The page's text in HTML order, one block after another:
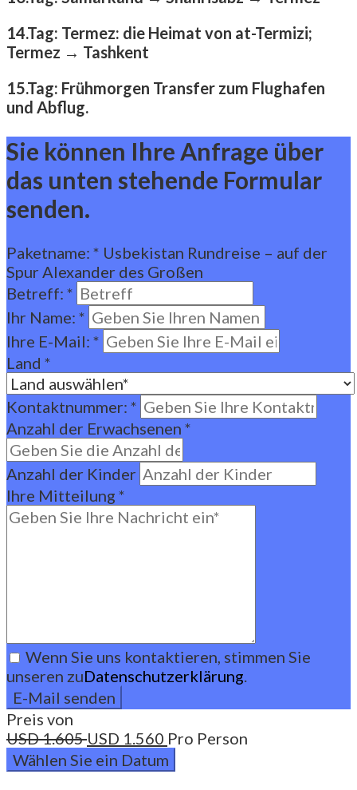
14.Tag: Termez: die Heimat von at-Termizi;
Termez → Tashkent
15.Tag: Frühmorgen Transfer zum Flughafen
und Abflug.
Sie können Ihre Anfrage über
das unten stehende Formular
senden.
Paketname: * Usbekistan Rundreise – auf der
Spur Alexander des Großen
Betreff: *
Ihr Name: *
Ihre E-Mail: *
Land *
Kontaktnummer: *
Anzahl der Erwachsenen *
Anzahl der Kinder
Ihre Mitteilung *
Wenn Sie uns kontaktieren, stimmen Sie
unseren zuDatenschutzerklärung
Preis von
USD1.605 USD 1.560 Pro Person
Wählen Sie ein Datum